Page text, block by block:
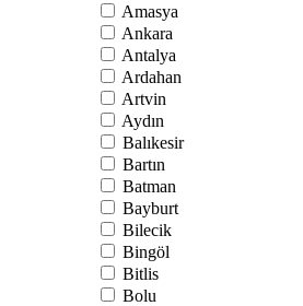
Amasya
Ankara
Antalya
Ardahan
Artvin
Aydın
Balıkesir
Bartın
Batman
Bayburt
Bilecik
Bingöl
Bitlis
Bolu